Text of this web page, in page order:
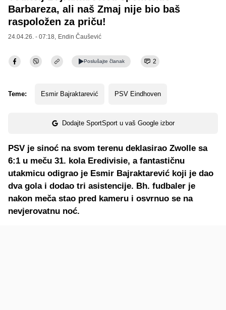
Barbareza, ali naš Zmaj nije bio baš
raspoložen za priču!
24.04.26. - 07:18, Endin Čaušević
Poslušajte članak 2
Teme: Esmir Bajraktarević PSV Eindhoven
Dodajte SportSport u vaš Google izbor
PSV je sinoć na svom terenu deklasirao Zwolle sa
6:1 u meču 31. kola Eredivisie, a fantastičnu
utakmicu odigrao je Esmir Bajraktarević koji je dao
dva gola i dodao tri asistencije. Bh. fudbaler je
nakon meča stao pred kameru i osvrnuo se na
nevjerovatnu noć.